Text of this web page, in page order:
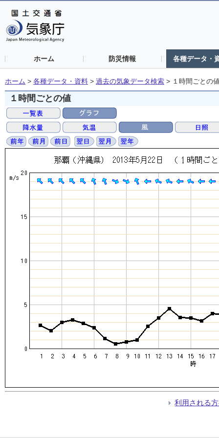
ホーム 防災情報 各種データ・
ホーム > 各種データ・資料 > 過去の気象データ検索 > １時間ごとの
１時間ごとの値
利用される